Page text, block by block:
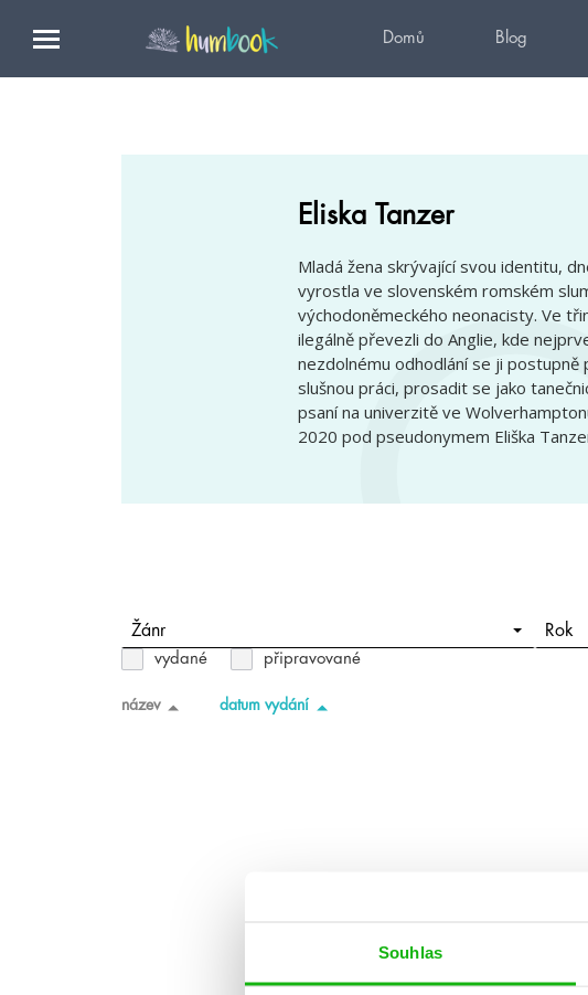
Souhlas
Domů Blog
Eliska Tanzer
Mladá žena skrývající svou identitu,
vyrostla ve slovenském romském
východoněmeckého neonacisty. Ve
ilegálně převezli do Anglie, kde
nezdolnému odhodlání se ji postupně
slušnou práci, prosadit se jako
psaní na univerzitě ve
2020 pod pseudonymem Eliška
Žánr Rok
vydané připravované
název datum vydání